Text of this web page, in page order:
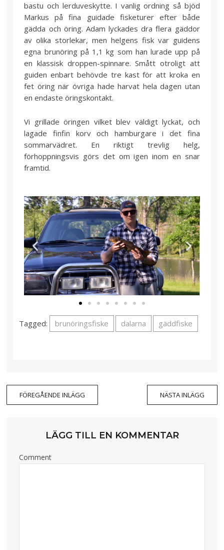
bastu och lerduveskytte. I vanlig ordning så bjöd
Markus på fina guidade fisketurer efter både
gädda och öring. Adam lyckades dra flera gäddor
av olika storlekar, men helgens fisk var guidens
egna brunöring på 1,1 kg som han lurade upp på
en klassisk droppen-spinnare. Smått otroligt att
guiden enbart behövde tre kast för att kroka en
fet öring när övriga hade harvat hela dagen utan
en endaste öringskontakt.
Vi grillade öringen vilket blev väldigt lyckat, och
lagade finfin korv och hamburgare i det fina
sommarvädret. En riktigt trevlig helg,
förhoppningsvis görs det om igen inom en snar
framtid.
Tagged: brunöringsfiske dalarna gäddfiske
FÖREGÅENDE INLÄGG NÄSTA INLÄGG
LÄGG TILL EN KOMMENTAR
Comment